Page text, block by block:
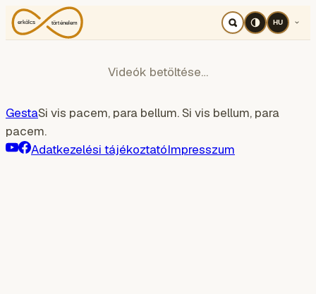
HU
Videók betöltése…
GestaSi vis pacem, para bellum. Si vis bellum, para
pacem.
Adatkezelési tájékoztatóImpresszum